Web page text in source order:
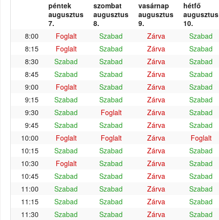
péntek
augusztus
7.
szombat
augusztus
8.
vasárnap
augusztus
9.
hétfő
augusztus
10.
8:00
Foglalt Szabad Zárva
Szabad
8:15
Foglalt Szabad Zárva
Szabad
8:30
Szabad Szabad Zárva
Szabad
8:45
Szabad Szabad Zárva
Szabad
9:00
Foglalt Szabad Zárva
Szabad
9:15
Szabad Szabad Zárva
Szabad
9:30
Szabad Foglalt Zárva
Szabad
9:45
Szabad Szabad Zárva
Szabad
10:00
Foglalt Foglalt Zárva
Foglalt
10:15
Szabad Szabad Zárva
Szabad
10:30
Foglalt Szabad Zárva
Szabad
10:45
Szabad Szabad Zárva
Szabad
11:00
Szabad Szabad Zárva
Szabad
11:15
Szabad Szabad Zárva
Szabad
11:30
Szabad Szabad Zárva
Szabad